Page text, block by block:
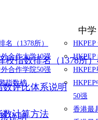
名（1378所）
合作大学10强
合作学院50强
指数榜
中学
50强
香港最
校指数排名（1378所
数评比体系说明
说明
数计算方法